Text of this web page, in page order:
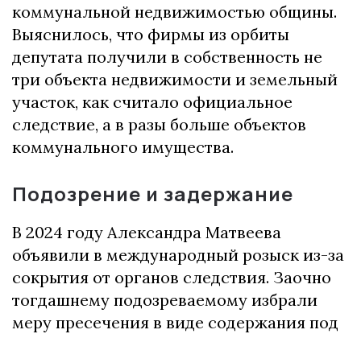
коммунальной недвижимостью общины.
Выяснилось, что фирмы из орбиты
депутата получили в собственность не
три объекта недвижимости и земельный
участок, как считало официальное
следствие, а в разы больше объектов
коммунального имущества.
Подозрение и задержание
В 2024 году Александра Матвеева
объявили в международный розыск из-за
сокрытия от органов следствия. Заочно
тогдашнему подозреваемому избрали
меру пресечения в виде содержания под